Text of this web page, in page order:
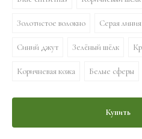
Золотистое волокно Серая линия
Синий джут Зелёный шёлк
Коричневая кожа Белые сферы
Купить